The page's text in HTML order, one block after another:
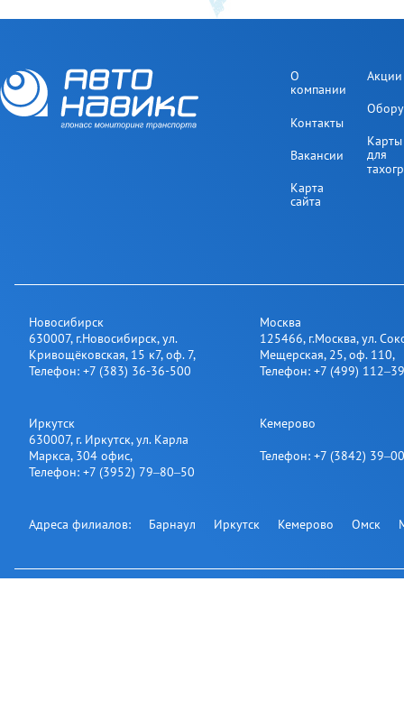
О
компании
Контакты
Вакансии
Карта
сайта
Акции
Карты
для
Новосибирск
630007, г.Новосибирск,ул.
Кривощёковская, 15 к7, оф. 7,
Телефон: +7 (383) 36-36-500
Москва
125466, г.Москва,ул.
Мещерская, 25​, оф. 110,
Телефон: +7 (499)
Иркутск
630007, г. Иркутск,ул. Карла
Маркса, 304 офис,
Телефон: +7 (3952) 79‒80‒50
Кемерово
Телефон: +7 (3842)
Адреса филиалов: Барнаул Иркутск Кемерово Омск